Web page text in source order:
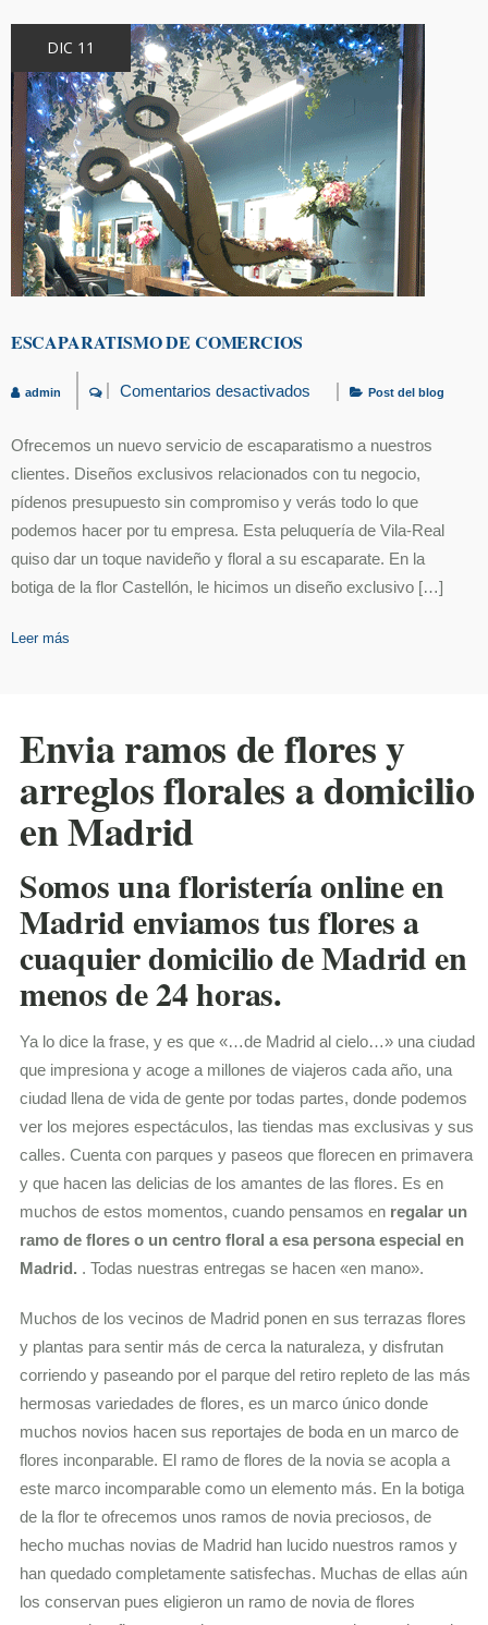
DIC 11
ESCAPARATISMO DE COMERCIOS
admin Comentarios desactivados
de
comercios
Post del blog
Ofrecemos un nuevo servicio de escaparatismo a nuestros
clientes. Diseños exclusivos relacionados con tu negocio,
pídenos presupuesto sin compromiso y verás todo lo que
podemos hacer por tu empresa. Esta peluquería de Vila-Real
quiso dar un toque navideño y floral a su escaparate. En la
botiga de la flor Castellón, le hicimos un diseño exclusivo […]
Leer más
Envia ramos de flores y
arreglos florales a domicilio
en Madrid
Somos una floristería online en
Madrid enviamos tus flores a
cuaquier domicilio de Madrid en
menos de 24 horas.
Ya lo dice la frase, y es que «…de Madrid al cielo…» una ciudad
que impresiona y acoge a millones de viajeros cada año, una
ciudad llena de vida de gente por todas partes, donde podemos
ver los mejores espectáculos, las tiendas mas exclusivas y sus
calles. Cuenta con parques y paseos que florecen en primavera
y que hacen las delicias de los amantes de las flores. Es en
muchos de estos momentos, cuando pensamos en regalar un
ramo de flores o un centro floral a esa persona especial en
Madrid. . Todas nuestras entregas se hacen «en mano».
Muchos de los vecinos de Madrid ponen en sus terrazas flores
y plantas para sentir más de cerca la naturaleza, y disfrutan
corriendo y paseando por el parque del retiro repleto de las más
hermosas variedades de flores, es un marco único donde
muchos novios hacen sus reportajes de boda en un marco de
flores inconparable. El ramo de flores de la novia se acopla a
este marco incomparable como un elemento más. En la botiga
de la flor te ofrecemos unos ramos de novia preciosos, de
hecho muchas novias de Madrid han lucido nuestros ramos y
han quedado completamente satisfechas. Muchas de ellas aún
los conservan pues eligieron un ramo de novia de flores